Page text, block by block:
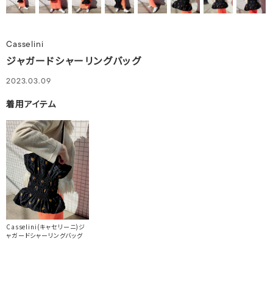
Casselini
ジャガードシャーリングバッグ
2023.03.09
着用アイテム
Casselini(キャセリーニ)ジ
ャガードシャーリングバッグ